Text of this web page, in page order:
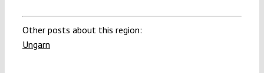
Other posts about this region:
Ungarn